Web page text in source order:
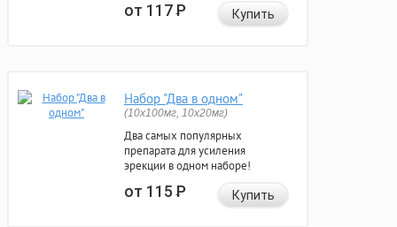
от 117Р Купить
Набор "Два в одном"
(10x100мг, 10x20мг)
Два самых популярных
препарата для усиления
эрекции в одном наборе!
от 115Р Купить